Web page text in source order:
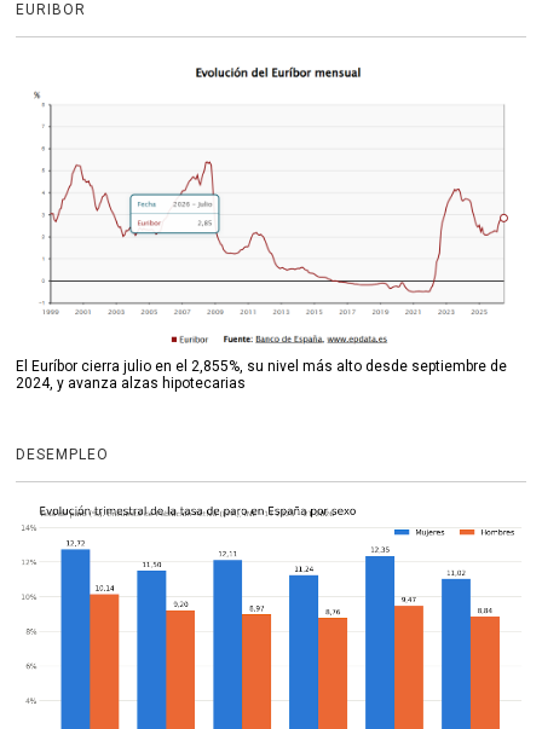
EURIBOR
El Euríbor cierra julio en el 2,855%, su nivel más alto desde septiembre de
2024, y avanza alzas hipotecarias
DESEMPLEO